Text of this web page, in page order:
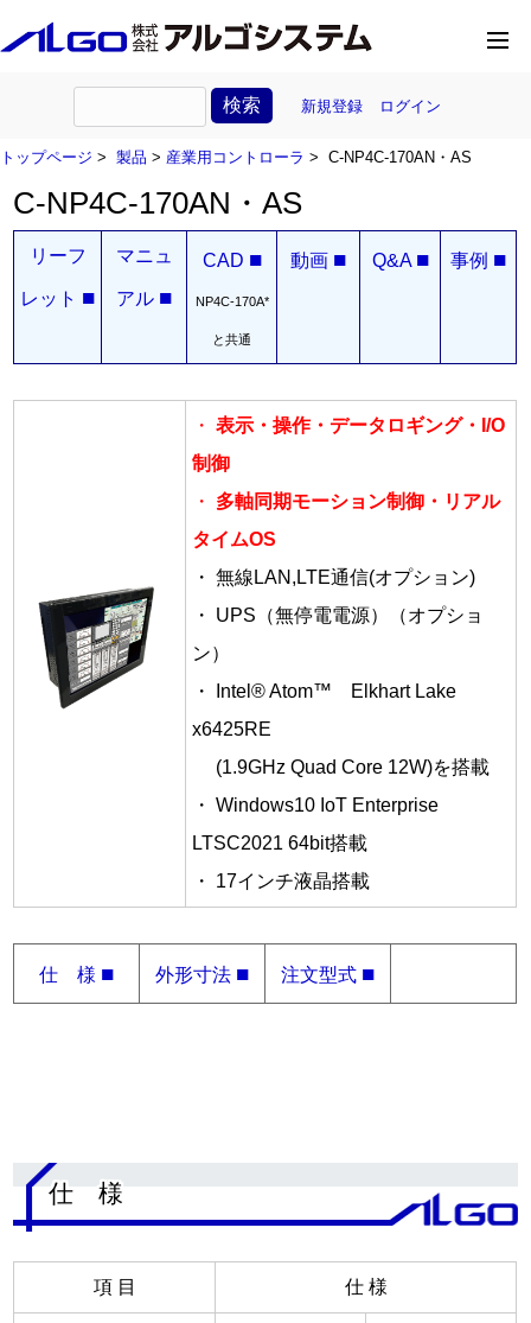
新規登録 ログイン
トップページ > 製品 > 産業用コントローラ > C-NP4C-170AN・AS
C-NP4C-170AN・AS
リーフ
レット ■
マニュ
アル ■
CAD ■
NP4C-170A*
と共通
動画 ■ Q&A ■ 事例 ■
・表示・操作・データロギング・I/O
制御
・ 多軸同期モーション制御・リアル
タイムOS
・ 無線LAN,LTE通信(オプション)
・ UPS（無停電電源）（オプショ
ン）
・ Intel® Atom™ Elkhart Lake
x6425RE
(1.9GHz Quad Core 12W)を搭載
・ Windows10 IoT Enterprise
LTSC2021 64bit搭載
・ 17インチ液晶搭載
仕 様 ■ 外形寸法 ■ 注文型式 ■
仕 様
項 目 仕 様